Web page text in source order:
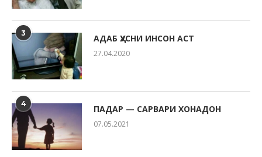
3 АДАБ ҲУСНИ ИНСОН АСТ
27.04.2020
4 ПАДАР — САРВАРИ ХОНАДОН
07.05.2021